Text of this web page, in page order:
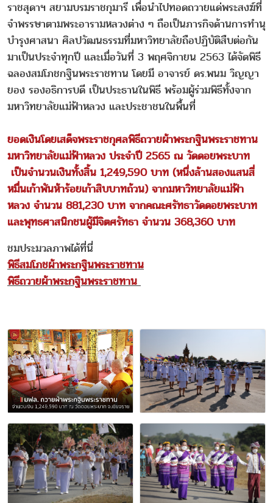
ราชสุดาฯ สยามบรมราชกุมารี เพื่อนำไปทอดถวายแด่พระสงฆ์ที่
จำพรรษาตามพระอารามหลวงต่าง ๆ ถือเป็นภารกิจด้านการทำนุ
บำรุงศาสนา ศิลปวัฒนธรรมที่มหาวิทยาลัยถือปฏิบัติสืบต่อกัน
มาเป็นประจำทุกปี และเมื่อวันที่ 3 พฤศจิกายน 2563 ได้จัดพิธี
ฉลองสมโภชกฐินพระราชทาน โดยมี อาจารย์ ดร.พนม วิญญา
ยอง รองอธิการบดี เป็นประธานในพิธี พร้อมผู้ร่วมพิธีทั้งจาก
มหาวิทยาลัยแม่ฟ้าหลวง และประชาชนในพื้นที่
ยอดเงินโดยเสด็จพระราชกุศลพิธีถวายผ้าพระกฐินพระราชทาน
มหาวิทยาลัยแม่ฟ้าหลวง ประจำปี 2565 ณ วัดดอยพระบาท
เป็นจำนวนเงินทั้งสิ้น 1,249,590 บาท (หนึ่งล้านสองแสนสี่
หมื่นเก้าพันห้าร้อยเก้าสิบบาทถ้วน) จากมหาวิทยาลัยแม่ฟ้า
หลวง จำนวน 881,230 บาท จากคณะศรัทธาวัดดอยพระบาท
และพุทธศาสนิกชนผู้มีจิตศรัทธา จำนวน 368,360 บาท
ชมประมวลภาพได้ที่นี่
พิธีสมโภชผ้าพระกฐินพระราชทาน
พิธีถวายผ้าพระกฐินพระราชทาน